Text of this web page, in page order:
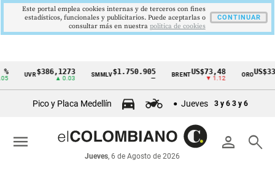
Cintillo
económicos
Colombia
$386,1273
▲ 0.03
SMMLV$1.750.905 BRENTUS$73,48
▼ 1.12
Pico y Placa Medellín Jueves 3 y 6 3 y 6
person search
Jueves, 6 de Agosto de 2026
menu
Este portal emplea cookies internas y de terceros con fines
estadísticos, funcionales y publicitarios. Puede aceptarlas o
consultar más en nuestra politica de cookies
CONTINUAR